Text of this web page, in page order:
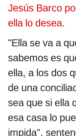
Jesús Barco
ella lo desea.
"Ella se va a
sabemos es
ella, a los dos
de una
sea que si ella
esa casa lo
impida",